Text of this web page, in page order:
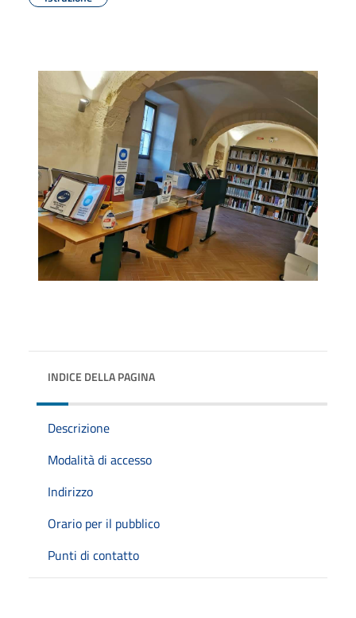
INDICE DELLA PAGINA
Descrizione
Modalità di accesso
Indirizzo
Orario per il pubblico
Punti di contatto